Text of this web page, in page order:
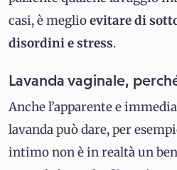
casi, è meglioevitare di
disordini e stress.
Lavanda vaginale,
Anche l’apparente e
lavanda può dare, per
intimo non è in realtà un